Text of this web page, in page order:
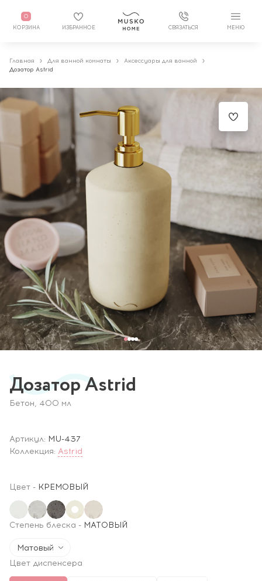
0
КОРЗИНА ИЗБРАННОЕ СВЯЗАТЬСЯ МЕНЮ
Главная Для ванной комнаты
Аксессуары для ванной
Дозатор Astrid
Дозатор Astrid
Бетон, 400 мл
Артикул: MU-437
Коллекция: Astrid
Цвет - КРЕМОВЫЙ
Степень блеска - МАТОВЫЙ
Матовый
Цвет диспенсера